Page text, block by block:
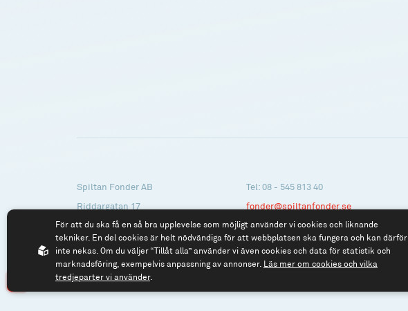
Spiltan Fonder AB
Riddargatan 17
114 57 Stockholm
Org.nr: 556614-2906
Tel: 08 - 545 813 40
fonder@spiltanfonder.se
För att du ska få en så bra upplevelse som möjligt använder vi cookies och liknande
tekniker. En del cookies är helt nödvändiga för att webbplatsen ska fungera och kan därför
inte nekas. Om du väljer “Tillåt alla” använder vi även cookies och data för statistik och
marknadsföring, exempelvis anpassning av annonser. Läs mer om cookies och vilka
tredjeparter vi använder.